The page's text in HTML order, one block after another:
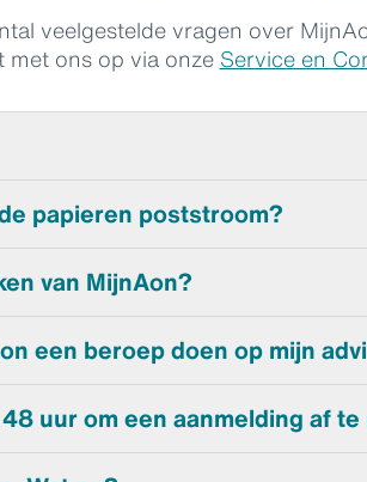
veelgestelde vragen over
met ons op via onze Service en
waar en wanneer u wilt.Vraag
papieren poststroom?
van MijnAon?
een beroep doen op mijn
maken uw verzekeringszaken te
uur om een aanmelding af